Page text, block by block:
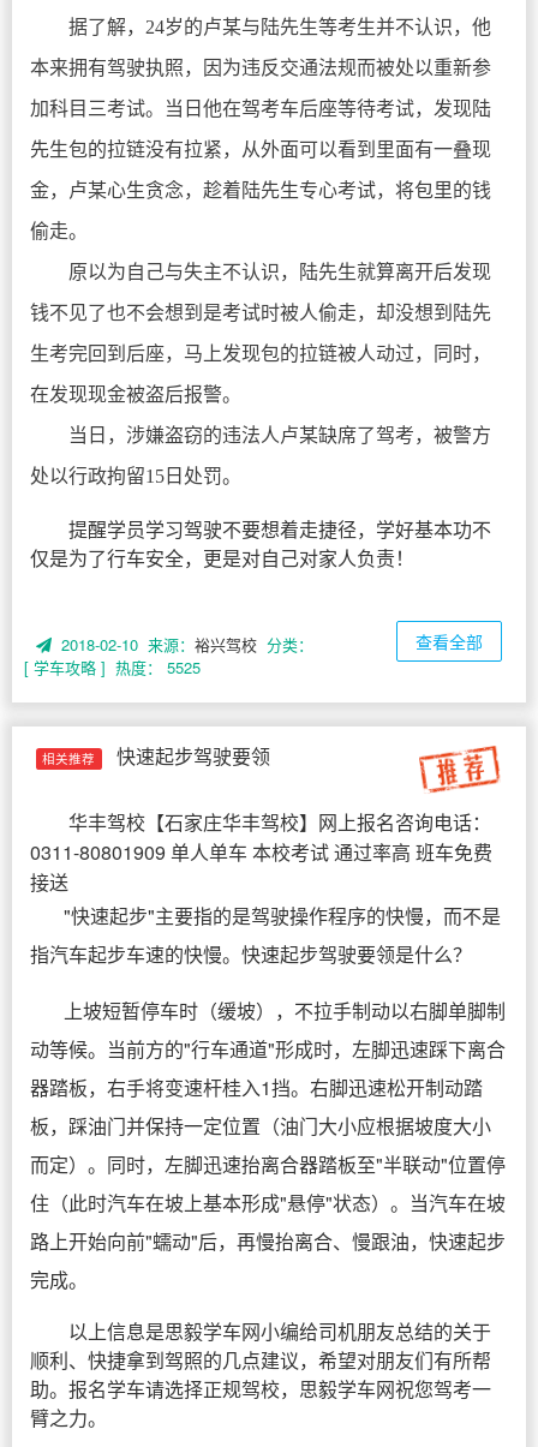
据了解，24岁的卢某与陆先生等考生并不认识，他
本来拥有驾驶执照，因为违反交通法规而被处以重新参
加科目三考试。当日他在驾考车后座等待考试，发现陆
先生包的拉链没有拉紧，从外面可以看到里面有一叠现
金，卢某心生贪念，趁着陆先生专心考试，将包里的钱
偷走。
原以为自己与失主不认识，陆先生就算离开后发现
钱不见了也不会想到是考试时被人偷走，却没想到陆先
生考完回到后座，马上发现包的拉链被人动过，同时，
在发现现金被盗后报警。
当日，涉嫌盗窃的违法人卢某缺席了驾考，被警方
处以行政拘留15日处罚。
提醒学员学习驾驶不要想着走捷径，学好基本功不
仅是为了行车安全，更是对自己对家人负责！
2018-02-10 来源：裕兴驾校 分类：
[ 学车攻略 ] 热度： 5525
查看全部
相关推荐 快速起步驾驶要领
华丰驾校 【石家庄华丰驾校】网上报名咨询电话：
0311-80801909 单人单车 本校考试 通过率高 班车免费
接送
"快速起步"主要指的是驾驶操作程序的快慢，而不是
指汽车起步车速的快慢。快速起步驾驶要领是什么？
上坡短暂停车时（缓坡），不拉手制动以右脚单脚制
动等候。当前方的"行车通道"形成时，左脚迅速踩下离合
器踏板，右手将变速杆桂入1挡。右脚迅速松开制动踏
板，踩油门并保持一定位置（油门大小应根据坡度大小
而定）。同时，左脚迅速抬离合器踏板至"半联动"位置停
住（此时汽车在坡上基本形成"悬停"状态）。当汽车在坡
路上开始向前"蠕动"后，再慢抬离合、慢跟油，快速起步
完成。
以上信息是思毅学车网小编给司机朋友总结的关于
顺利、快捷拿到驾照的几点建议，希望对朋友们有所帮
助。报名学车请选择正规驾校，思毅学车网祝您驾考一
臂之力。